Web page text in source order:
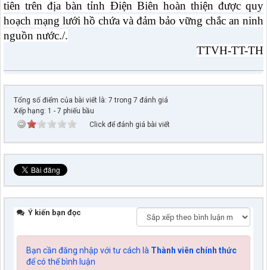
tiêntrên địa bàn tỉnh Điện Biên hoàn thiện được quy
hoạch mạng lưới hồ chứa và đảm bảo vững chắc an ninh
nguồn nước./.
TTVH-TT-TH
Tổng số điểm của bài viết là: 7 trong 7 đánh giá
Xếp hạng: 1 - 7 phiếu bầu
Click để đánh giá bài viết
Ý kiến bạn đọc
Bạn cần đăng nhập với tư cách là Thành viên chính thức
để có thể bình luận